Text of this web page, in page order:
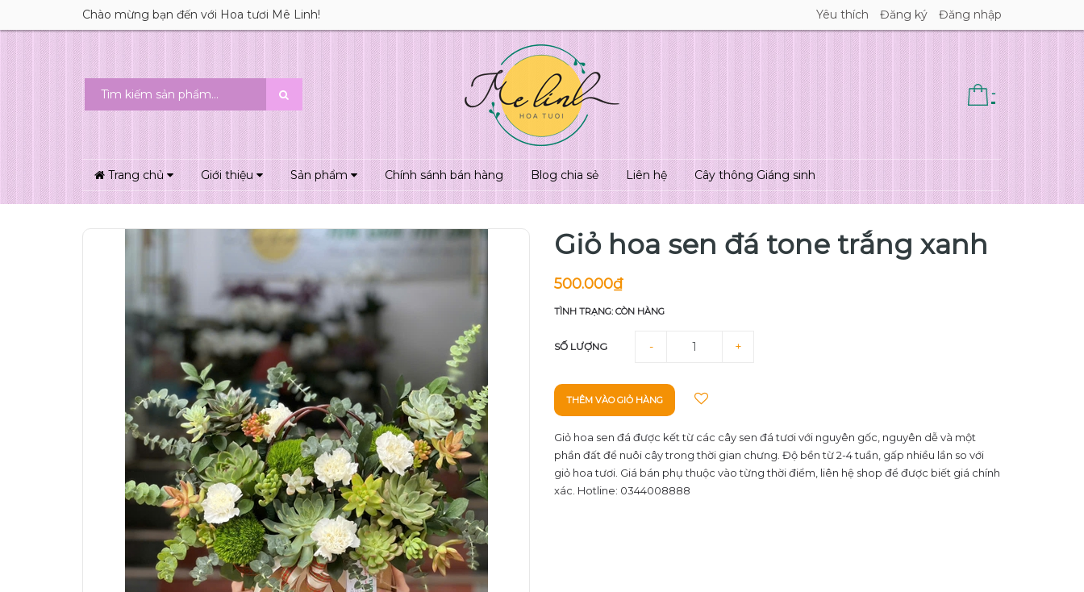
Chào mừng bạn đến với Hoa tươi Mê Linh! Yêu thích Đăng ký Đăng nhập
-
Trang chủ Giới thiệu Sản phẩm Chính sánh bán hàng Blog chia sẻ Liên hệ Cây thông Giáng sinh
Giỏ hoa sen đá tone trắng xanh
500.000₫
TÌNH TRẠNG: CÒN HÀNG
SỐ LƯỢNG - +
THÊM VÀO GIỎ HÀNG
Giỏ hoa sen đá được kết từ các cây sen đá tươi với nguyên gốc, nguyên dễ và một
phần đất để nuôi cây trong thời gian chưng. Độ bền từ 2-4 tuần, gấp nhiều lần so với
giỏ hoa tươi. Giá bán phụ thuộc vào từng thời điểm, liên hệ shop để được biết giá chính
xác. Hotline: 0344008888